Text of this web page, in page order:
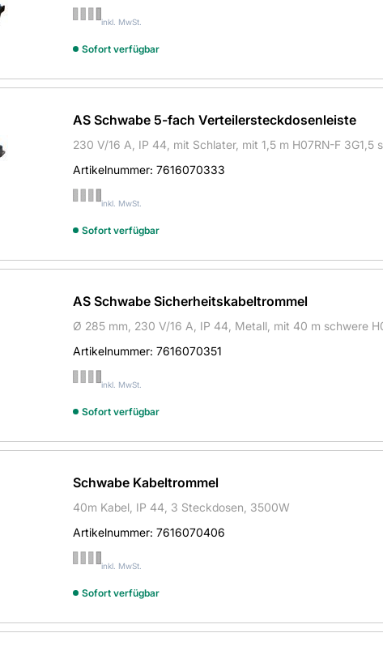
inkl. MwSt.
Sofort verfügbar
AS Schwabe 5-fach Verteilersteckdosenleiste
230 V/16 A, IP 44, mit Schlater, mit 1,5 m H07RN-F 3G1,5
Artikelnummer: 7616070333
inkl. MwSt.
Sofort verfügbar
AS Schwabe Sicherheitskabeltrommel
Ø 285 mm, 230 V/16 A, IP 44, Metall, mit 40 m schwere
Artikelnummer: 7616070351
inkl. MwSt.
Sofort verfügbar
Schwabe Kabeltrommel
40m Kabel, IP 44, 3 Steckdosen, 3500W
Artikelnummer: 7616070406
inkl. MwSt.
Sofort verfügbar